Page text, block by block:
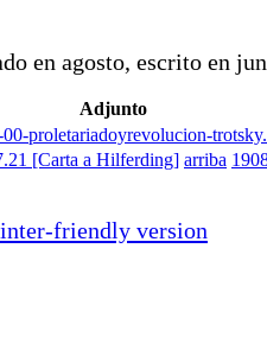
en agosto, escrito en
Adjunto
00-proletariadoyrevolucion-
[Carta a Hilferding] arriba
friendly version